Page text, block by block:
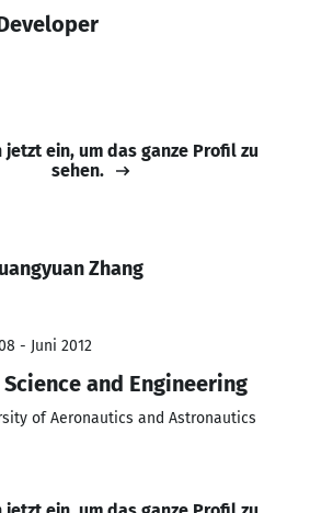
jetzt ein, um das ganze Profil zu
sehen.
Zhang
- Juni 2012
and Engineering
of Aeronautics and Astronautics